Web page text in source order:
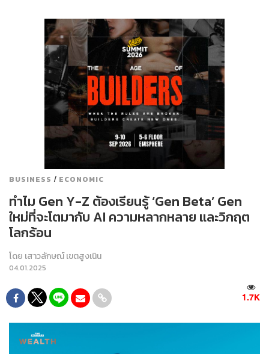
BUSINESS / ECONOMIC
ทำไม Gen Y-Z ต้องเรียนรู้ ‘Gen Beta’ Gen
ใหม่ที่จะโตมากับ AI ความหลากหลาย และวิกฤต
โลกร้อน
โดย เสาวลักษณ์ เขตสูงเนิน
04.01.2025
1.7K